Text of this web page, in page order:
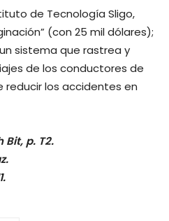
de Tecnología Sligo,
(con 25 mil dólares);
sistema que rastrea y
de los conductores de
reducir los accidentes en
Bit, p. T2.